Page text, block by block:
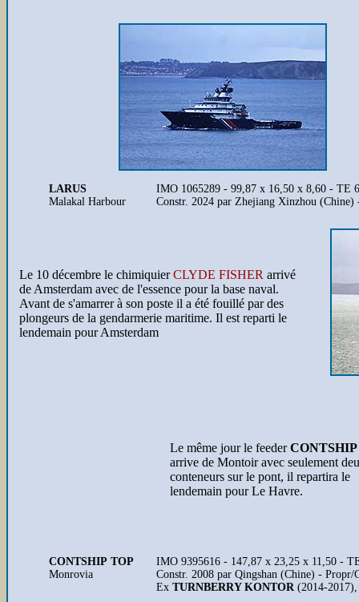
LARUS
Malakal Harbour
IMO 1065289 - 99,87 x 16,50 x 8,60 - TE
Constr. 2024 par Zhejiang Xinzhou
Le 10 décembre le chimiquierCLYDE FISHER arrivé
de Amsterdam avec de l'essence pour la base naval.
Avant de s'amarrer à son poste il a été fouillé par des
plongeurs de la gendarmerie maritime. Il est reparti le
lendemain pour Amsterdam
Le même jour le feeder
arrive de Montoir avec seulement
conteneurs sur le pont, il repartira le
lendemain pour Le Havre.
CONTSHIP TOP
Monrovia
IMO 9395616 - 147,87 x 23,25 x 11,50 -
Constr. 2008 par Qingshan (Chine) - Propr/
Ex TURNBERRY KONTOR(2014-2017),